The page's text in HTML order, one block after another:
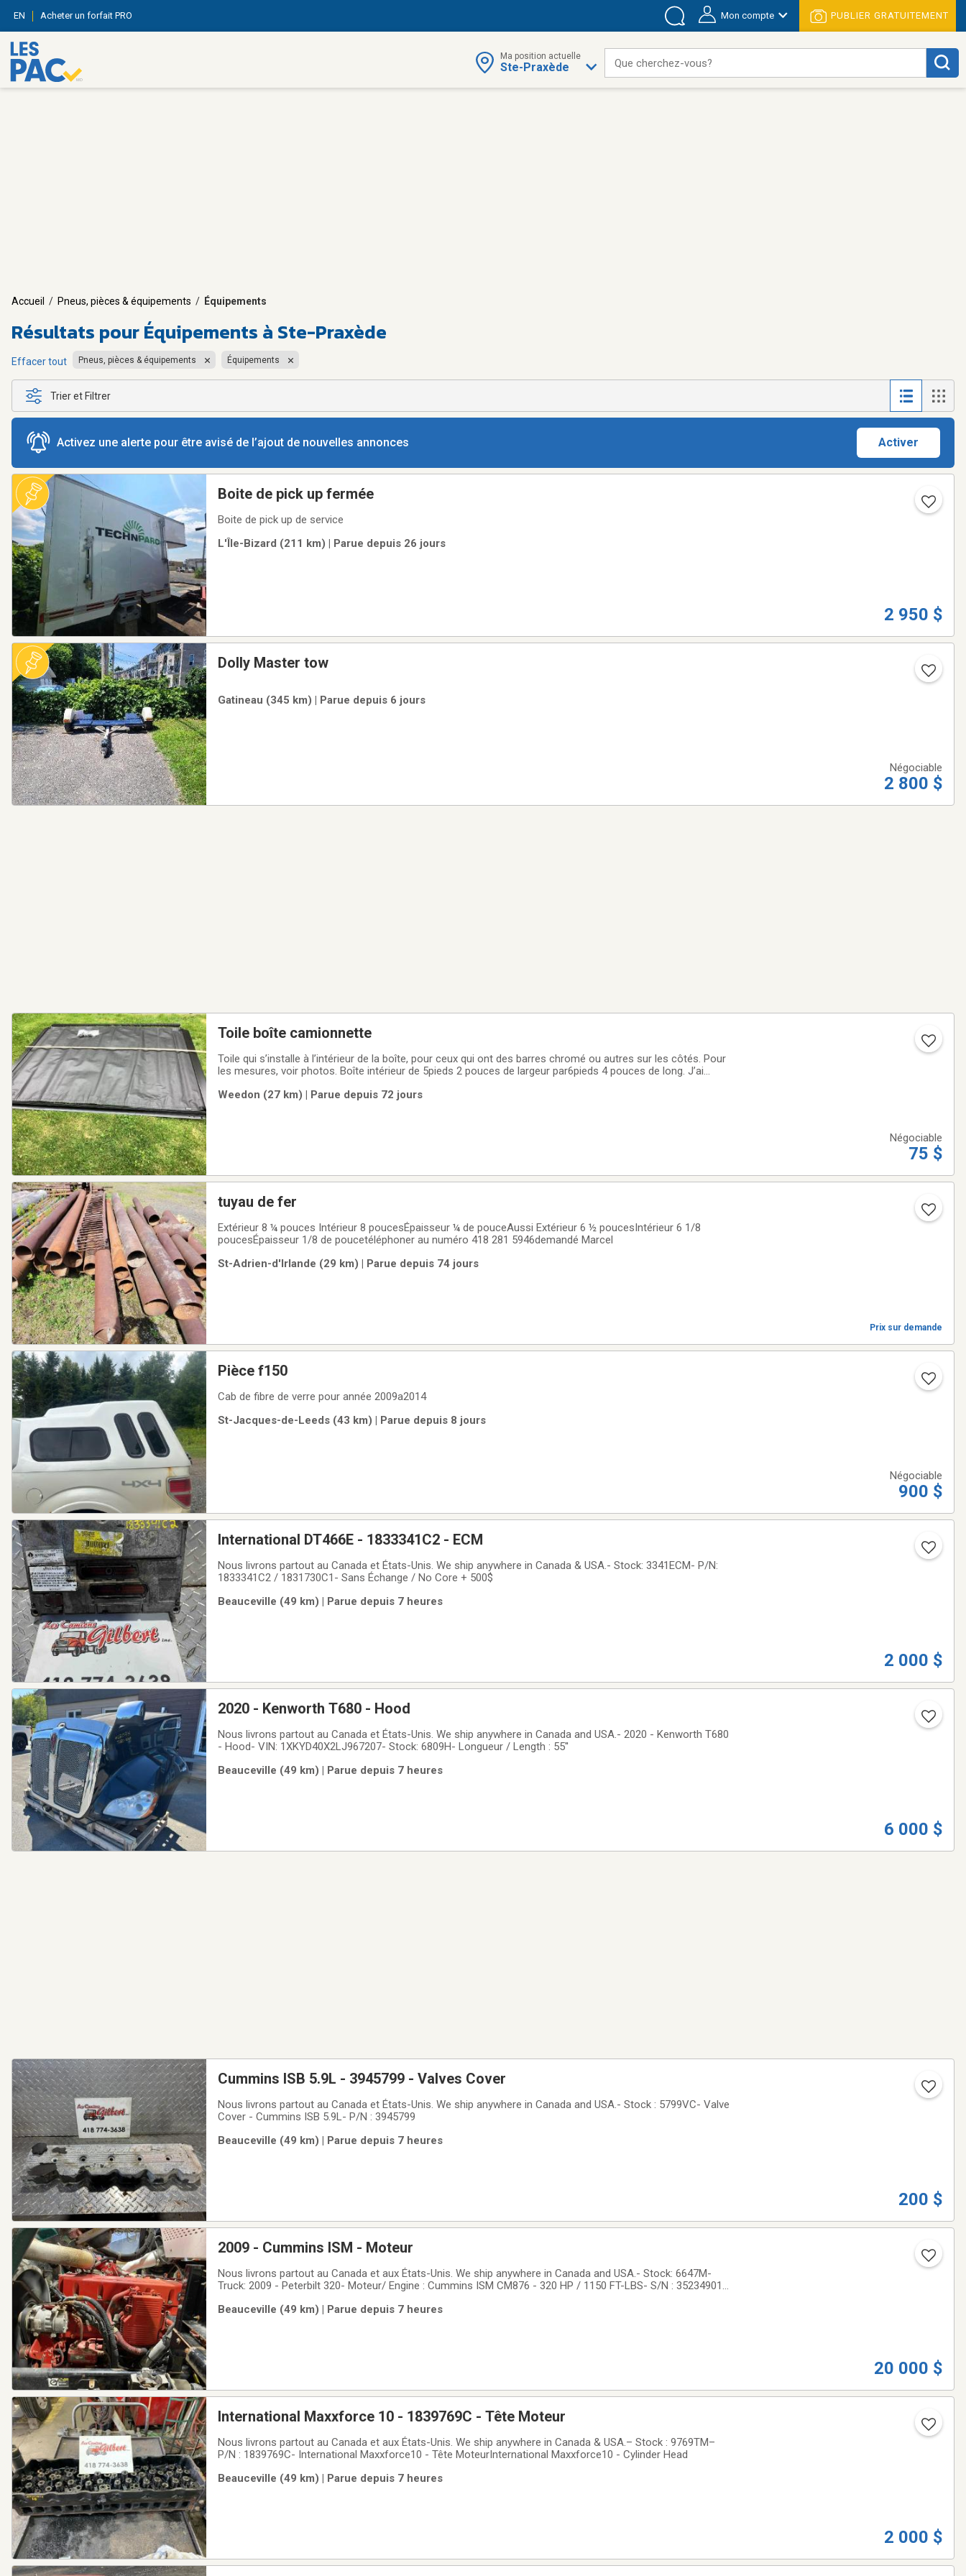
EN Acheter un forfait PRO Mon compte PUBLIER GRATUITEMENT
Ma position actuelle
Ste-Praxède Que cherchez-vous?
Accueil / Pneus, pièces & équipements / Équipements
Résultats pourÉquipements à Ste-Praxède
Effacer tout Pneus, pièces & équipements Équipements
Trier et Filtrer
Activez une alerte pour être avisé de l’ajout de nouvelles annonces Activer
Boite de pick up fermée
Boite de pick up de service
L'Île-Bizard (211 km) | Parue depuis 26 jours
2 950 $
Dolly Master tow
Gatineau (345 km) | Parue depuis 6 jours
Négociable
2 800 $
Toile boîte camionnette
Toile qui s’installe à l’intérieur de la boîte, pour ceux qui ont des barres chromé ou autres sur les côtés. Pour
les mesures, voir photos. Boîte intérieur de 5pieds 2 pouces de largeur par6pieds 4 pouces de long. J’ai
150.0000$ pour
Weedon (27 km) | Parue depuis 72 jours
Négociable
75 $
tuyau de fer
Extérieur 8 ¼ pouces Intérieur 8 poucesÉpaisseur ¼ de pouceAussi Extérieur 6 ½ poucesIntérieur 6 1/8
poucesÉpaisseur 1/8 de poucetéléphoner au numéro 418 281 5946demandé Marcel
St-Adrien-d'Irlande (29 km) | Parue depuis 74 jours
Prix sur demande
Pièce f150
Cab de fibre de verre pour année 2009a2014
St-Jacques-de-Leeds (43 km) | Parue depuis 8 jours
Négociable
900 $
International DT466E - 1833341C2 - ECM
Nous livrons partout au Canada et États-Unis. We ship anywhere in Canada & USA.- Stock: 3341ECM- P/N:
1833341C2 / 1831730C1- Sans Échange / No Core + 500$
Beauceville (49 km) | Parue depuis 7 heures
2 000 $
2020 - Kenworth T680 - Hood
Nous livrons partout au Canada et États-Unis. We ship anywhere in Canada and USA.- 2020 - Kenworth T680
- Hood- VIN: 1XKYD40X2LJ967207- Stock: 6809H- Longueur / Length : 55''
Beauceville (49 km) | Parue depuis 7 heures
6 000 $
Cummins ISB 5.9L - 3945799 - Valves Cover
Nous livrons partout au Canada et États-Unis. We ship anywhere in Canada and USA.- Stock : 5799VC- Valve
Cover - Cummins ISB 5.9L- P/N : 3945799
Beauceville (49 km) | Parue depuis 7 heures
200 $
2009 - Cummins ISM - Moteur
Nous livrons partout au Canada et aux États-Unis. We ship anywhere in Canada and USA.- Stock: 6647M-
Truck: 2009 - Peterbilt 320- Moteur/ Engine : Cummins ISM CM876 - 320 HP / 1150 FT-LBS- S/N : 35234901-
Beauceville (49 km) | Parue depuis 7 heures
20 000 $
International Maxxforce 10 - 1839769C - Tête Moteur
Nous livrons partout au Canada et aux États-Unis. We ship anywhere in Canada & USA.– Stock : 9769TM–
P/N : 1839769C- International Maxxforce10 - Tête MoteurInternational Maxxforce10 - Cylinder Head
Beauceville (49 km) | Parue depuis 7 heures
2 000 $